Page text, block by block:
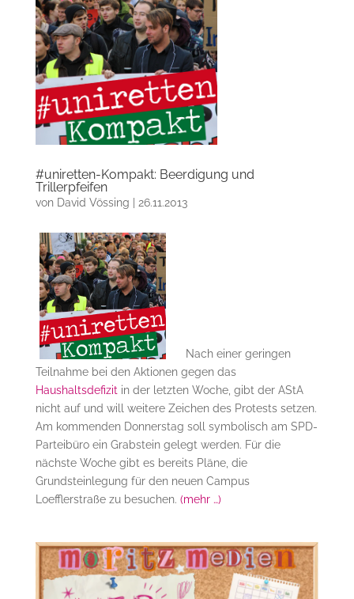
#uniretten-Kompakt: Beerdigung und
Trillerpfeifen
von David Vössing | 26.11.2013
Nach einer geringen
Teilnahme bei den Aktionen gegen das
Haushaltsdefizit in der letzten Woche, gibt der AStA
nicht auf und will weitere Zeichen des Protests setzen.
Am kommenden Donnerstag soll symbolisch am SPD-
Parteibüro ein Grabstein gelegt werden. Für die
nächste Woche gibt es bereits Pläne, die
Grundsteinlegung für den neuen Campus
Loefflerstraße zu besuchen. (mehr …)